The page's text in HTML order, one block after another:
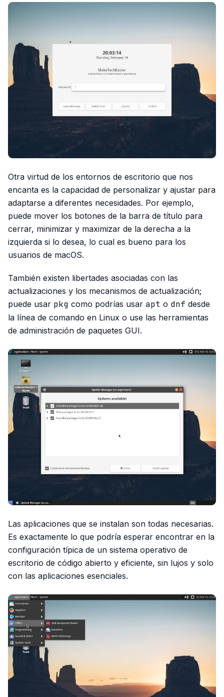
Otra virtud de los entornos de escritorio que nos
encanta es la capacidad de personalizar y ajustar para
adaptarse a diferentes necesidades. Por ejemplo,
puede mover los botones de la barra de título para
cerrar, minimizar y maximizar de la derecha a la
izquierda si lo desea, lo cual es bueno para los
usuarios de macOS.
También existen libertades asociadas con las
actualizaciones y los mecanismos de actualización;
puede usar pkg como podrías usar apt o dnf desde
la línea de comando en Linux o use las herramientas
de administración de paquetes GUI.
Las aplicaciones que se instalan son todas necesarias.
Es exactamente lo que podría esperar encontrar en la
configuración típica de un sistema operativo de
escritorio de código abierto y eficiente, sin lujos y solo
con las aplicaciones esenciales.